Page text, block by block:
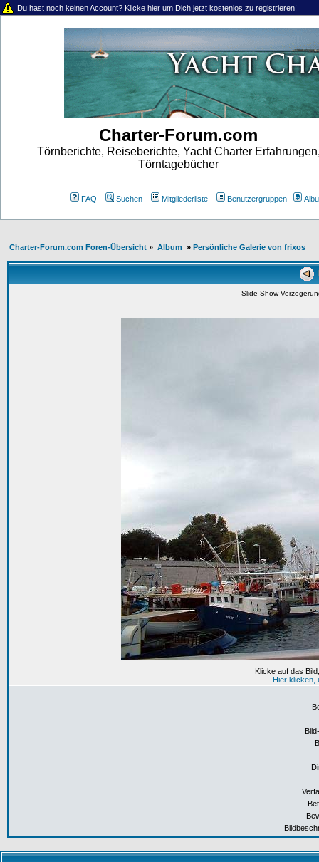
Du hast noch keinen Account? Klicke hier um Dich jetzt kostenlos zu registrieren!
Charter-Forum.com
Törnberichte, Reiseberichte, Yacht Charter
Törntagebücher
FAQ Suchen Mitgliederliste Benutzergruppen
Charter-Forum.com Foren-Übersicht » Album » Persönliche Galerie von frixos
Slide Show
Klicke auf das
Hier klicken,